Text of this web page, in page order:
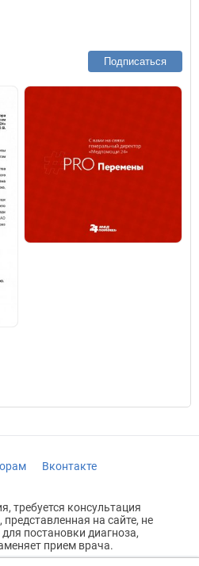
Подписаться
Вконтакте
требуется консультация
на сайте, не
постановки диагноза,
прием врача.